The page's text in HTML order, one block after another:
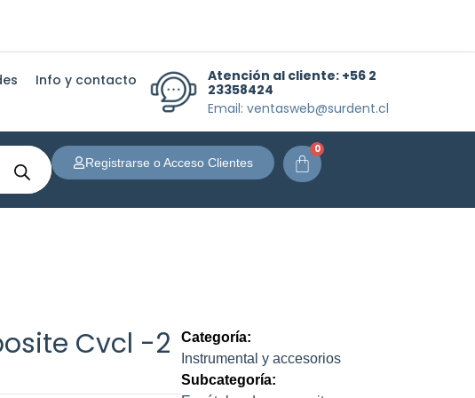
Info y contacto Atención al cliente: +56 2
23358424
Email: ventasweb@surdent.cl
Registrarse o Acceso Clientes
0
Carrito
Cvcl -2
Categoría:
Instrumental y accesorios
Subcategoría: